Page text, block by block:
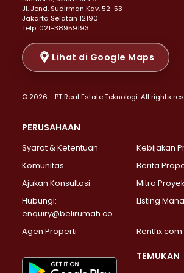
Properti Dijual di Senen >
Properti Dijual di Tanah Abang >
Properti Dijual di Cikini >
Properti Dijual di Kramat >
Properti Dijual di Pasar Baru >
Properti Dijual di Bendungan Hilir >
Properti Dijual di Jakarta Selatan
Properti Dijual di Lebak Bulus >
Properti Dijual di Gandaria Selatan >
Properti Dijual di Pondok Labu >
Properti Dijual di Lenteng Agung >
Properti Dijual di Senayan >
Properti Dijual di Pondok Pinang >
Properti Dijual di Kebayoran Lama >
Properti Dijual di Kebayoran Baru >
JI. Jend. Sudirman Kav. 52-53
Jakarta Selatan 12190
Telp: 021-38959193
Lihat di Google Maps
© 2026 - PT Real Estate Teknologi. All rights
PERUSAHAAN
Syarat & Ketentuan
Kebijakan
Komunitas
Berita
Ajukan Konsultasi
Mitra Proyek
Hubungi:
enquiry@belirumah.co
Listing
Agen Properti Rentfix.com
TEMUKAN